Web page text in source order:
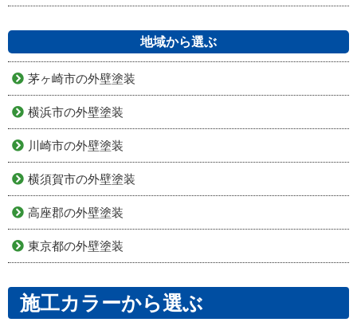
地域から選ぶ
茅ヶ崎市の外壁塗装
横浜市の外壁塗装
川崎市の外壁塗装
横須賀市の外壁塗装
高座郡の外壁塗装
東京都の外壁塗装
施工カラーから選ぶ